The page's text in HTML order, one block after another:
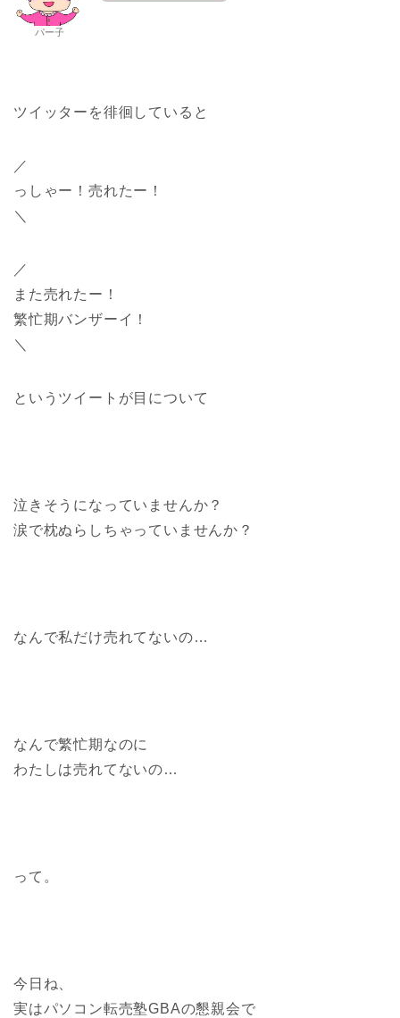
パー子
ツイッターを徘徊していると
／
っしゃー！売れたー！
＼
／
また売れたー！
繁忙期バンザーイ！
＼
というツイートが目について
泣きそうになっていませんか？
涙で枕ぬらしちゃっていませんか？
なんで私だけ売れてないの…
なんで繁忙期なのに
わたしは売れてないの…
って。
今日ね、
実はパソコン転売塾GBAの懇親会で